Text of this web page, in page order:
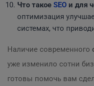
Что такое SEO и для
оптимизация
системах, что
Наличие современного
уже изменило сотни
готовы помочь вам